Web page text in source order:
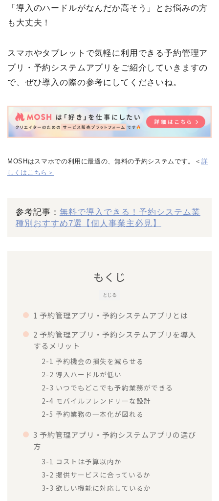
「導入のハードルがなんだか高そう」とお悩みの方
も大丈夫！
スマホやタブレットで気軽に利用できる予約管理ア
プリ・予約システムアプリをご紹介していきますの
で、ぜひ導入の際の参考にしてくださいね。
MOSHはスマホでの利用に最適の、無料の予約システムです。＜ 詳
しくはこちら＞
参考記事： 無料で導入できる！予約システム業
種別おすすめ7選【個人事業主必見】
とじる
もくじ
1 予約管理アプリ・予約システムアプリとは
2 予約管理アプリ・予約システムアプリを導入
するメリット
2-1 予約機会の損失を減らせる
2-2 導入ハードルが低い
2-3 いつでもどこでも予約業務ができる
2-4 モバイルフレンドリーな設計
2-5 予約業務の一本化が図れる
3 予約管理アプリ・予約システムアプリの選び
方
3-1 コストは予算以内か
3-2 提供サービスに合っているか
3-3 欲しい機能に対応しているか